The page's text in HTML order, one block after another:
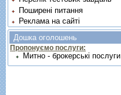
Поширені питання
Реклама на сайті
Дошка оголошень
Пропонуємо послуги:
Митно - брокерські послуги